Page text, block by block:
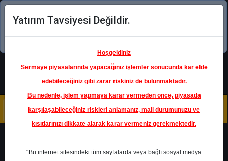
Şimdi uygulamayı indirin!
Yatırım Tavsiyesi Değildir.
Hoşgeldiniz
Sermaye piyasalarında yapacağınız işlemler sonucunda kar elde
edebileceğiniz gibi zarar riskiniz de bulunmaktadır.
Bu nedenle, işlem yapmaya karar vermeden önce, piyasada
karşılaşabileceğiniz riskleri anlamanız, mali durumunuzu ve
kısıtlarınızı dikkate alarak karar vermeniz gerekmektedir.
"Bu internet sitesindeki tüm sayfalarda veya bağlı sosyal medya